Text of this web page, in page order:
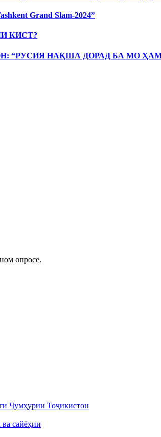
Grand Slam-2024”
КИСТ?
“РУСИЯ НАҚША ДОРАД БА МО
опросе.
Ҷумҳурии Тоҷикистон
сайёҳии